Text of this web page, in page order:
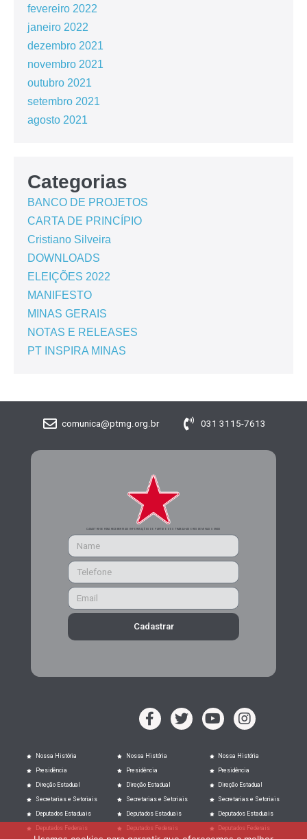
fevereiro 2022
janeiro 2022
dezembro 2021
novembro 2021
outubro 2021
setembro 2021
agosto 2021
Categorias
BANCO DE PROJETOS
CARTA DE PRINCÍPIO
Cristiano Silveira
DOWNLOADS
ELEIÇÕES 2022
MANIFESTO
MINAS GERAIS
NOTAS E RELEASES
PT INSPIRA MINAS
comunica@ptmg.org.br 031 3115-7613
CADASTRE-SE PARA RECEBER MAIS INFORMAÇÕES DO PARTIDO DOS TRABALHADORES DE MINAS GERAIS
Cadastrar
Nossa História
Presidência
Direção Estadual
Secretarias e Setoriais
Deputados Estaduais
Deputados Federais
Nossa História
Presidência
Direção Estadual
Secretarias e Setoriais
Deputados Estaduais
Deputados Federais
Nossa História
Presidência
Direção Estadual
Secretarias e Setoriais
Deputados Estaduais
Deputados Federais